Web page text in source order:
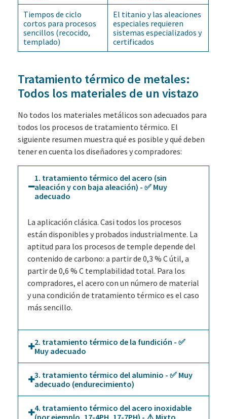
Tiempos de ciclo
cortos para procesos
sencillos (recocido,
templado)
El titanio y las aleaciones
especiales requieren
sistemas especializados y
certificados
Tratamiento térmico de metales:
Todos los materiales de un vistazo
No todos los materiales metálicos son adecuados para
todos los procesos de tratamiento térmico. El
siguiente resumen muestra qué es posible y qué deben
tener en cuenta los diseñadores y compradores:
1. tratamiento térmico del acero (sin
aleación y con baja aleación) - ✅ Muy
adecuado
La aplicación clásica. Casi todos los procesos
están disponibles y probados industrialmente. La
aptitud para los procesos de temple depende del
contenido de carbono: a partir de 0,3 % C útil, a
partir de 0,6 % C templabilidad total. Para los
compradores, el acero con un número de material
y una condición de tratamiento térmico es el caso
más sencillo.
2. tratamiento térmico de la fundición - ✅
Muy adecuado
3. tratamiento térmico del aluminio - ✅ Muy
adecuado (endurecimiento)
4. tratamiento térmico del acero inoxidable
(por ejemplo, 17-4PH, 17-7PH) - ⚠️ Mixto